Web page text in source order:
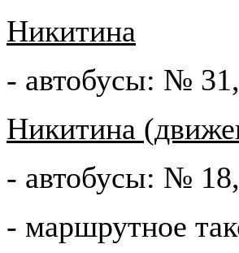
Никитина
- автобусы: №
Никитина
- автобусы: №
- маршрутное